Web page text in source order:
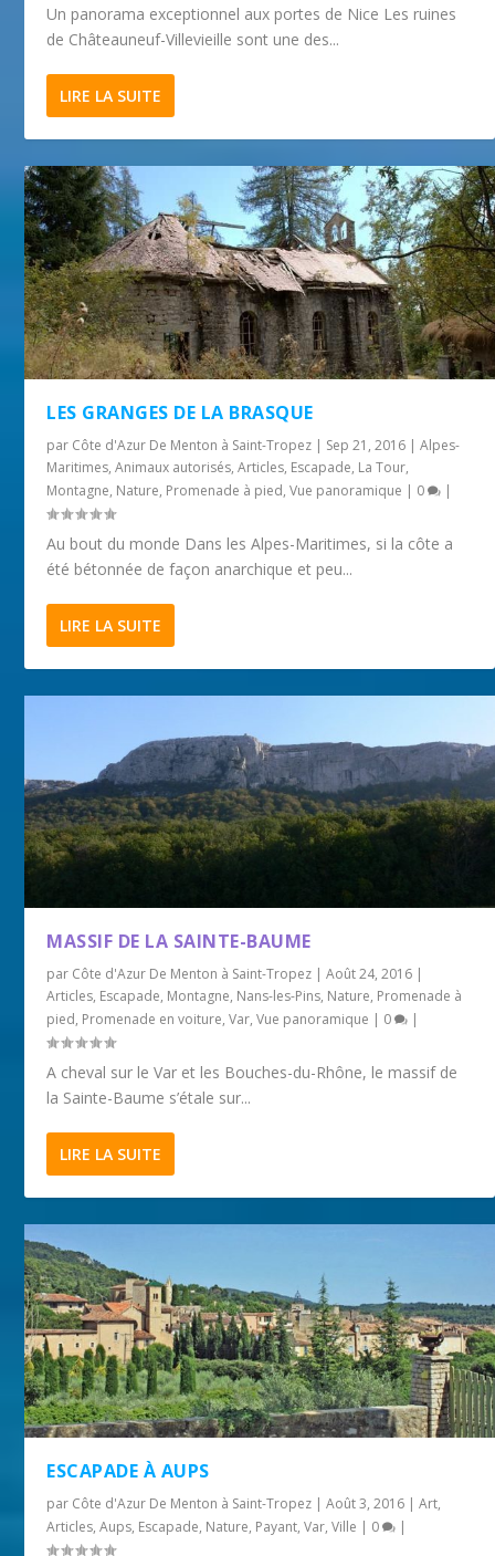
Un panorama exceptionnel aux portes de Nice Les ruines
de Châteauneuf-Villevieille sont une des...
LIRE LA SUITE
LES GRANGES DE LA BRASQUE
par Côte d'Azur De Menton à Saint-Tropez | Sep 21, 2016 |Alpes-
Maritimes,Animaux autorisés,Articles, Escapade, La Tour,
Montagne, Nature, Promenade à pied,Vue panoramique | 0 |
Au bout du monde Dans les Alpes-Maritimes, si la côte a
été bétonnée de façon anarchique et peu...
LIRE LA SUITE
MASSIF DE LA SAINTE-BAUME
par Côte d'Azur De Menton à Saint-Tropez |Août 24, 2016 |
Articles, Escapade, Montagne, Nans-les-Pins, Nature, Promenade à
pied, Promenade en voiture,Var,Vue panoramique | 0 |
A cheval sur le Var et les Bouches-du-Rhône, le massif de
la Sainte-Baume s’étale sur...
LIRE LA SUITE
ESCAPADE À AUPS
par Côte d'Azur De Menton à Saint-Tropez |Août 3, 2016 |Art,
Articles,Aups, Escapade, Nature, Payant,Var,Ville | 0 |